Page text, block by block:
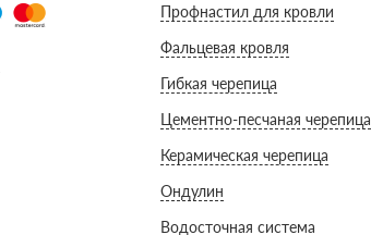
Профнастил для кровли
Фальцевая кровля
Гибкая черепица
Цементно-песчаная черепица
Керамическая черепица
Ондулин
Водосточная система